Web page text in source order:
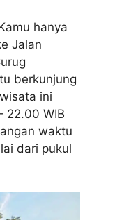
hanya
Jalan
berkunjung
ini
22.00 WIB
waktu
dari pukul